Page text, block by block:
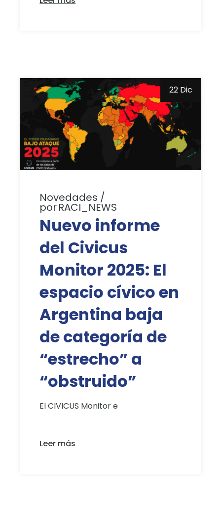
22 Dic
Novedades
porRACI_NEWS
Nuevo informe
del Civicus
Monitor 2025: El
espacio cívico en
Argentina baja
de categoría de
“estrecho” a
“obstruido”
El CIVICUS Monitor e
Leer más